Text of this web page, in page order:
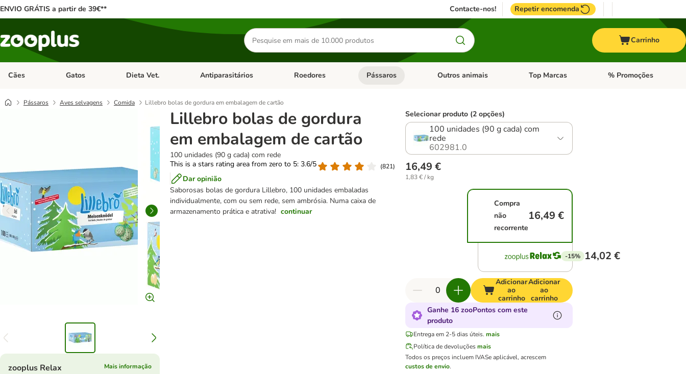
ENVIO GRÁTIS a partir de 39€** Contacte-nos! Repetir encomenda
Pesquisar
produtos
Carrinho
Cães Abrir menu de categoria: Cães
Gatos Abrir menu de categoria: Gatos
Dieta Vet. Abrir menu de categoria: Dieta Vet.
Antiparasitários Abrir menu de categoria: Antiparasitários
Roedores Abrir menu de categoria: Roedores
Pássaros Abrir menu de categoria: Pássaros
Outros animais Abrir menu de categoria: Outros animais
Top Marcas Abrir menu de categoria:
% Promoções
Pássaros Aves selvagens Comida Lillebro bolas de gordura em embalagem de cartão
Lillebro bolas de gordura
em embalagem de cartão
100 unidades (90 g cada) com rede
This is a stars rating area from zero to 5: 3.6/5
(821)
Dar opinião
Saborosas bolas de gordura Lillebro, 100 unidades embaladas
individualmente, com ou sem rede, sem ambrósia. Numa caixa de
armazenamento prática e atrativa! continuar
zooplus Relax
Mais informação
Selecionar produto (2 opções)
100 unidades (90 g cada) com
rede
602981.0
16,49 €
1,83 € / kg
Compra
não
recorrente
16,49 €
-15% 14,02 €
Adicionar
ao
carrinho
Adicionar
ao
carrinho
Ganhe 16 zooPontos com este
produto
Entrega em 2-5 dias úteis. mais
Política de devoluçõesmais
Todos os preços incluem IVASe aplicável, acrescem
custos de envio.